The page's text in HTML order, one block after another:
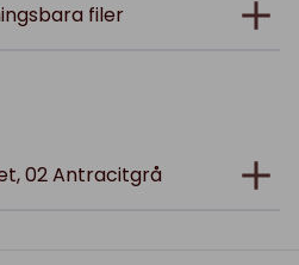
filer
02 Antracitgrå